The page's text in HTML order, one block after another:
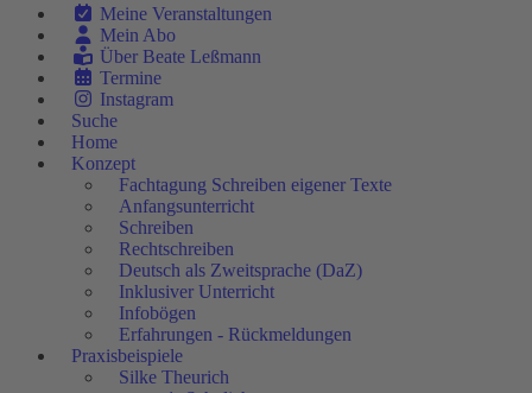
Meine Veranstaltungen
Mein Abo
Über Beate Leßmann
Termine
Instagram
Suche
Home
Konzept
Fachtagung Schreiben eigener Texte
Anfangsunterricht
Schreiben
Rechtschreiben
Deutsch als Zweitsprache (DaZ)
Inklusiver Unterricht
Infobögen
Erfahrungen - Rückmeldungen
Praxisbeispiele
Silke Theurich